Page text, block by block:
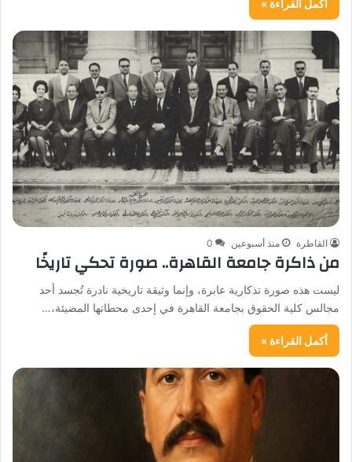
أكمل القراءة »
القاطرة منذ أسبوعين 0
من ذاكرة جامعة القاهرة.. صورة تحكي تاريخًا
ليست هذه صورة تذكارية عابرة، وإنما وثيقة تاريخية نادرة تُجسد أحد
مجالس كلية الحقوق بجامعة القاهرة في إحدى محطاتها المضيئة،…
أكمل القراءة »